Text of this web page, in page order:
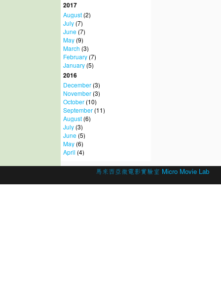
2017
August(2)
July(7)
June(7)
May(9)
March (3)
February(7)
January(5)
2016
December(3)
November(3)
October(10)
September(11)
August(6)
July(3)
June(5)
May(6)
April (4)
馬來西亞微電影實驗室 Micro Movie Lab